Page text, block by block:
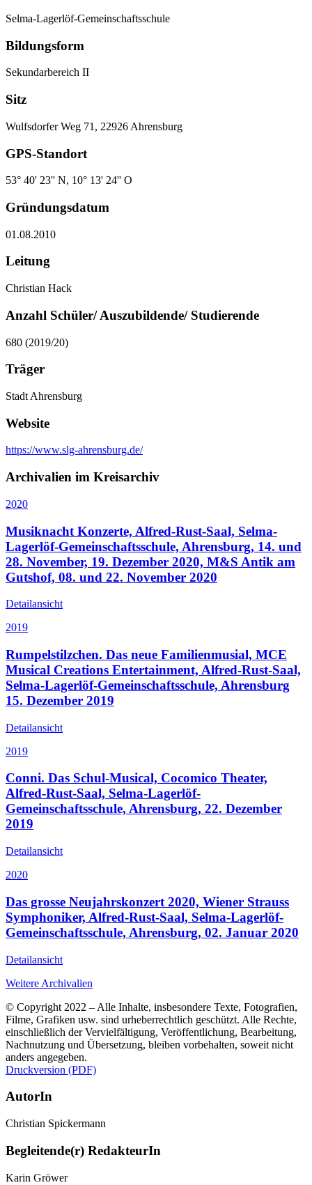
Selma-Lagerlöf-Gemeinschaftsschule
Bildungsform
Sekundarbereich II
Sitz
Wulfsdorfer Weg 71, 22926 Ahrensburg
GPS-Standort
53° 40' 23'' N, 10° 13' 24'' O
Gründungsdatum
01.08.2010
Leitung
Christian Hack
Anzahl Schüler/ Auszubildende/ Studierende
680 (2019/20)
Träger
Stadt Ahrensburg
Website
https://www.slg-ahrensburg.de/
Archivalien im Kreisarchiv
2020
Musiknacht Konzerte, Alfred-Rust-Saal, Selma-
Lagerlöf-Gemeinschaftsschule, Ahrensburg, 14. und
28. November, 19. Dezember 2020, M&S Antik am
Gutshof, 08. und 22. November 2020
Detailansicht
2019
Rumpelstilzchen. Das neue Familienmusial, MCE
Musical Creations Entertainment, Alfred-Rust-Saal,
Selma-Lagerlöf-Gemeinschaftsschule, Ahrensburg
15. Dezember 2019
Detailansicht
2019
Conni. Das Schul-Musical, Cocomico Theater,
Alfred-Rust-Saal, Selma-Lagerlöf-
Gemeinschaftsschule, Ahrensburg, 22. Dezember
2019
Detailansicht
2020
Das grosse Neujahrskonzert 2020, Wiener Strauss
Symphoniker, Alfred-Rust-Saal, Selma-Lagerlöf-
Gemeinschaftsschule, Ahrensburg, 02. Januar 2020
Detailansicht
Weitere Archivalien
© Copyright 2022 – Alle Inhalte, insbesondere Texte, Fotografien,
Filme, Grafiken usw. sind urheberrechtlich geschützt. Alle Rechte,
einschließlich der Vervielfältigung, Veröffentlichung, Bearbeitung,
Nachnutzung und Übersetzung, bleiben vorbehalten, soweit nicht
anders angegeben.
Druckversion (PDF)
AutorIn
Christian Spickermann
Begleitende(r) RedakteurIn
Karin Gröwer